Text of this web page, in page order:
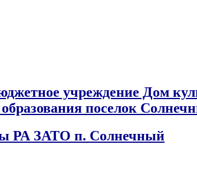
учреждение Дом
поселок
РА ЗАТО п. Солнечный